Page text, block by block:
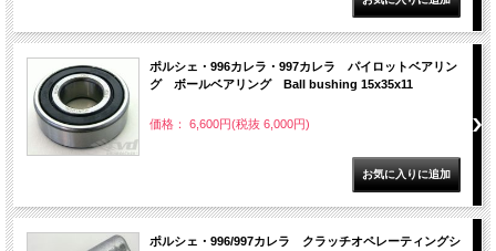
ポルシェ・996カレラ・997カレラ パイロットベアリン
グ ボールベアリング Ball bushing 15x35x11
価格： 6,600円(税抜 6,000円)
ポルシェ・996/997カレラ クラッチオペレーティングシ